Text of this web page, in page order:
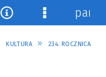
KULTURA
234. ROCZNICA
Menu
szczegółowe
panel